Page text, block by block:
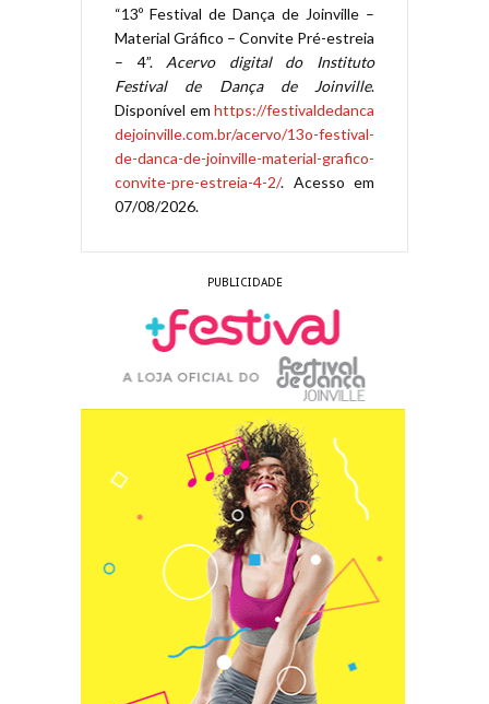
“13º Festival de Dança de Joinville –
Material Gráfico – Convite Pré-estreia
– 4”. Acervo digital do Instituto
Festival de Dança de Joinville.
Disponível em https://festivaldedanca
dejoinville.com.br/acervo/13o-festival-
de-danca-de-joinville-material-grafico-
convite-pre-estreia-4-2/. Acesso em
07/08/2026.
PUBLICIDADE